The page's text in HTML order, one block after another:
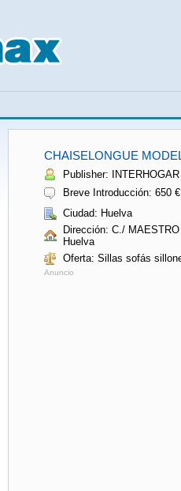
CHAISELONGUE
Publisher: INTERHOGAR
Breve Introducción: 650 €
Ciudad: Huelva
Dirección: C./
Huelva
Oferta: Sillas sofás
Anuncio